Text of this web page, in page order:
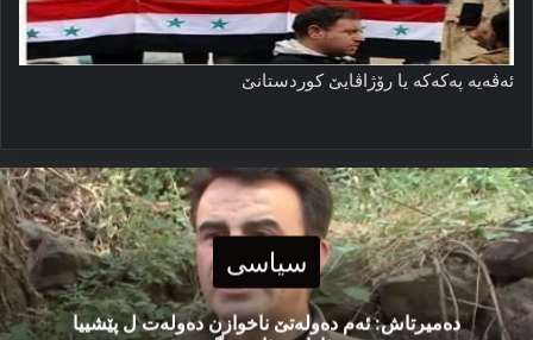
ئەڤەیە پەكەكە یا رۆژاڤایێ كوردستانێ
سیاسی
دەمیرتاش: ئەم دەولەتێ ناخوازن دەولەت ل پێشییا